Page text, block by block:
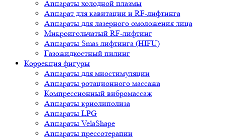
Аппараты холодной плазмы
Аппарат для кавитации и RF-лифтинга
Аппараты для лазерного омоложения лица
Микроигольчатый RF-лифтинг
Аппараты Smas лифтинга (HIFU)
Газожидкостный пилинг
Коррекция фигуры
Аппараты для миостимуляции
Аппараты ротационного массажа
Компрессионный вибромассаж
Аппараты криолиполиза
Аппараты LPG
Аппараты VelaShape
Аппараты прессотерапии